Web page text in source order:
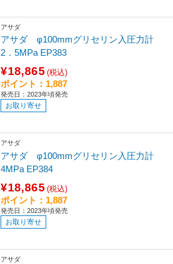
アサダ
アサダ φ100mmグリセリン入圧力計
2．5MPa EP383
¥18,865 (税込)
ポイント：1,887
発売日：2023年頃発売
お取り寄せ
アサダ
アサダ φ100mmグリセリン入圧力計
4MPa EP384
¥18,865 (税込)
ポイント：1,887
発売日：2023年頃発売
お取り寄せ
アサダ